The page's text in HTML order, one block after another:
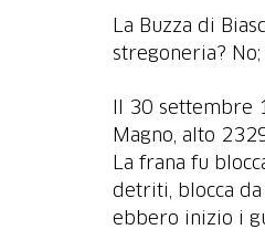
La Buzza di
Il 30 settembre
Magno, alto
La frana fu
detriti, blocca da
ebbero inizio i